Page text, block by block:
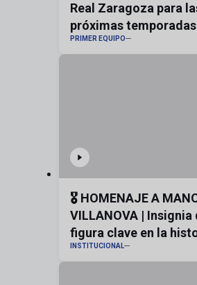
Real Zaragoza para
próximas temporadas
#realzaragoza
PRIMER EQUIPO
🎖️ HOMENAJE A
VILLANOVA | Insignia
figura clave en la
Zaragoza
INSTITUCIONAL